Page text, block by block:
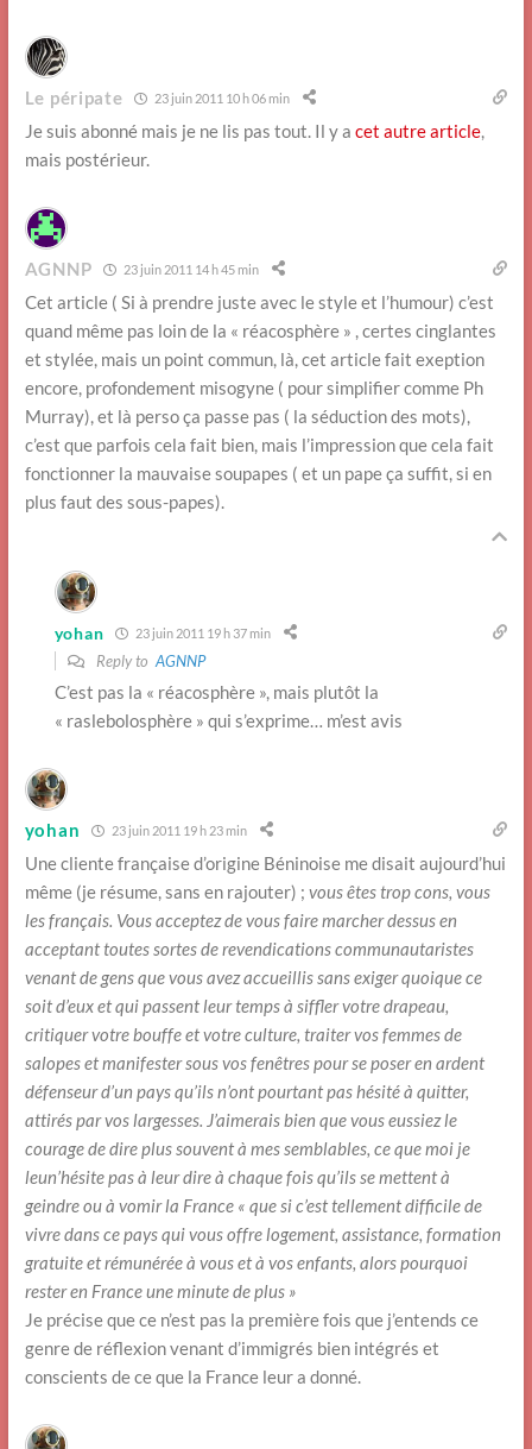
Le péripate 23 juin 2011 10 h 06 min
Je suis abonné mais je ne lis pas tout. Il y a cet autre article,
mais postérieur.
AGNNP 23 juin 2011 14 h 45 min
Cet article ( Si à prendre juste avec le style et l’humour) c’est
quand même pas loin de la « réacosphère » , certes cinglantes
et stylée, mais un point commun, là, cet article fait exeption
encore, profondement misogyne ( pour simplifier comme Ph
Murray), et là perso ça passe pas ( la séduction des mots),
c’est que parfois cela fait bien, mais l’impression que cela fait
fonctionner la mauvaise soupapes ( et un pape ça suffit, si en
plus faut des sous-papes).
yohan 23 juin 2011 19 h 37 min
Reply to AGNNP
C’est pas la « réacosphère », mais plutôt la
« raslebolosphère » qui s’exprime… m’est avis
yohan 23 juin 2011 19 h 23 min
Une cliente française d’origine Béninoise me disait aujourd’hui
même (je résume, sans en rajouter) ; vous êtes trop cons, vous
les français. Vous acceptez de vous faire marcher dessus en
acceptant toutes sortes de revendications communautaristes
venant de gens que vous avez accueillis sans exiger quoique ce
soit d’eux et qui passent leur temps à siffler votre drapeau,
critiquer votre bouffe et votre culture, traiter vos femmes de
salopes et manifester sous vos fenêtres pour se poser en ardent
défenseur d’un pays qu’ils n’ont pourtant pas hésité à quitter,
attirés par vos largesses. J’aimerais bien que vous eussiez le
courage de dire plus souvent à mes semblables, ce que moi je
leun’hésite pas à leur dire à chaque fois qu’ils se mettent à
geindre ou à vomir la France « que si c’est tellement difficile de
vivre dans ce pays qui vous offre logement, assistance, formation
gratuite et rémunérée à vous et à vos enfants, alors pourquoi
rester en France une minute de plus »
Je précise que ce n’est pas la première fois que j’entends ce
genre de réflexion venant d’immigrés bien intégrés et
conscients de ce que la France leur a donné.